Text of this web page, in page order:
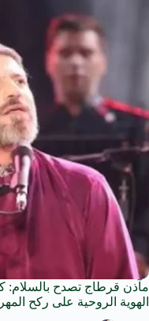
مآذن قرطاج تصدح
الهوية الروحية على ركح